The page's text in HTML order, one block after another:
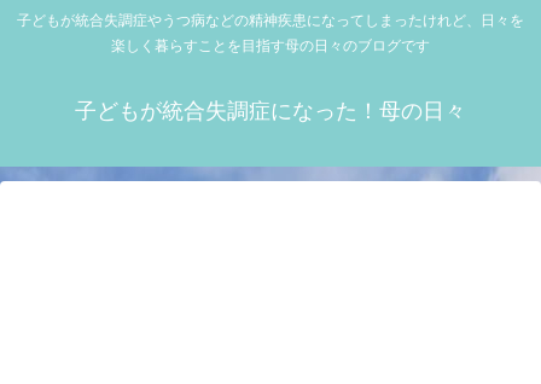
子どもが統合失調症やうつ病などの精神疾患になってしまったけれど、日々を
楽しく暮らすことを目指す母の日々のブログです
子どもが統合失調症になった！母の日々